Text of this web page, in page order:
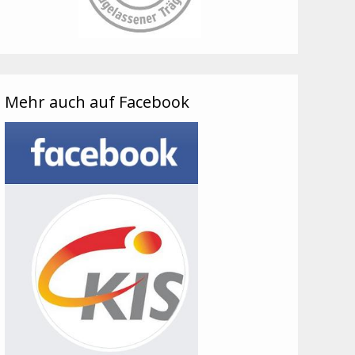
Mehr auch auf Facebook